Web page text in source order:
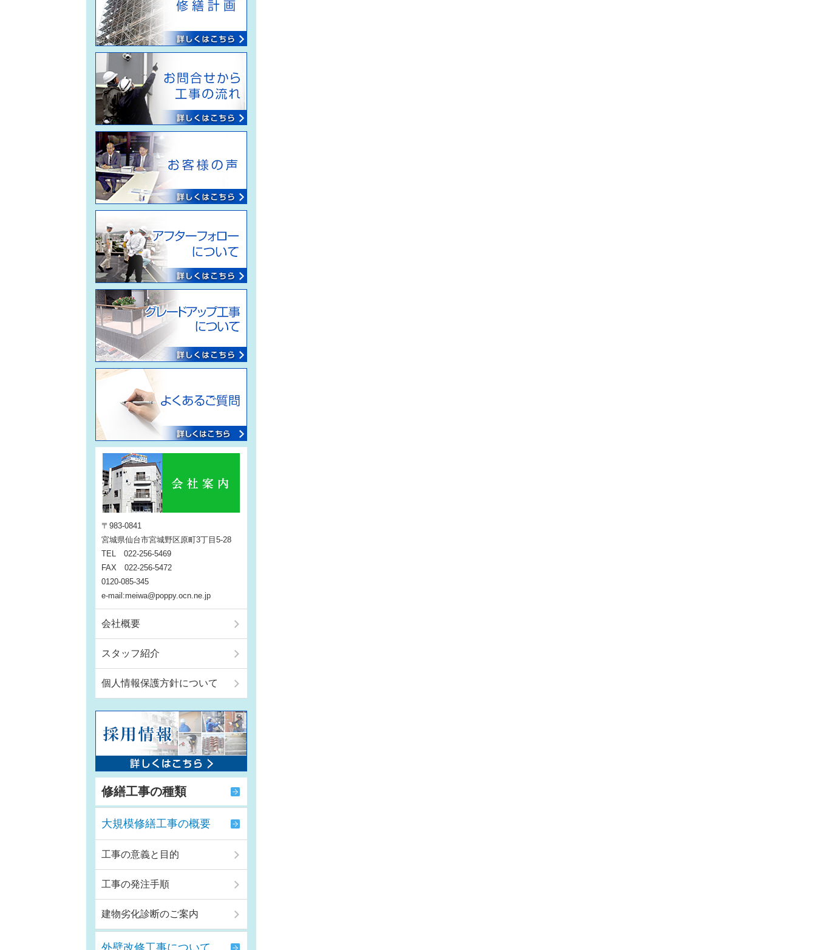
〒983-0841
宮城県仙台市宮城野区原町3丁目5-28
TEL 022-256-5469
FAX 022-256-5472
0120-085-345
e-mail:meiwa@poppy.ocn.ne.jp
会社概要
スタッフ紹介
個人情報保護方針について
修繕工事の種類
大規模修繕工事の概要
工事の意義と目的
工事の発注手順
建物劣化診断のご案内
外壁改修工事について